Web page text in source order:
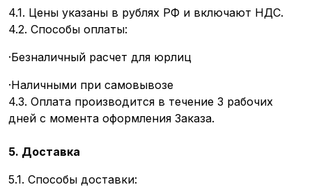
4.1. Цены указаны в рублях РФ и включают НДС.
4.2. Способы оплаты:
·Безналичный расчет для юрлиц
·Наличными при самовывозе
4.3. Оплата производится в течение 3 рабочих
дней с момента оформления Заказа.
5. Доставка
5.1. Способы доставки: